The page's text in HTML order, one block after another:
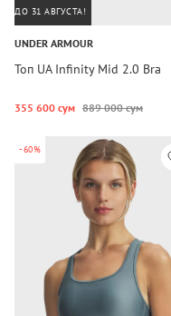
ДО 31 АВГУСТА!
UNDER ARMOUR
Топ UA Infinity Mid 2.0 Bra
355 600 сум 889 000 сум
-60%